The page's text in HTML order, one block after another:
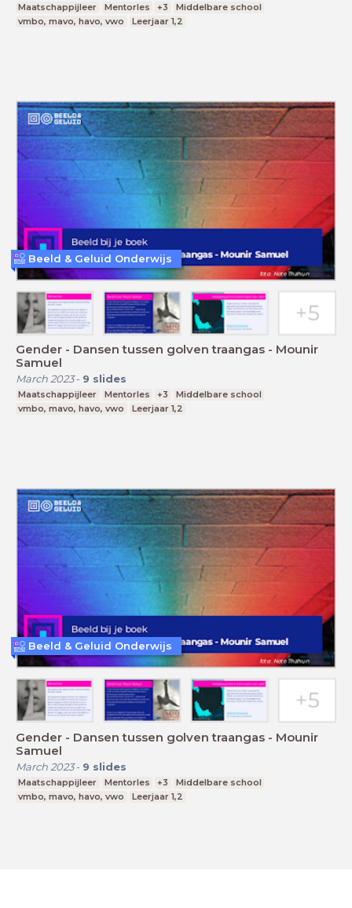
Maatschappijleer Mentorles +3
Middelbare school
vmbo, mavo, havo, vwo
Leerjaar 1,2
Gender - Dansen tussen golven traangas - Mounir
Samuel
March 2023- 9 slides
Maatschappijleer Mentorles +3
Middelbare school
vmbo, mavo, havo, vwo
Leerjaar 1,2
Beeld & Geluid Onderwijs
Gender - Dansen tussen golven traangas - Mounir
Samuel
March 2023- 9 slides
Maatschappijleer Mentorles +3
Middelbare school
vmbo, mavo, havo, vwo
Leerjaar 1,2
Beeld & Geluid Onderwijs